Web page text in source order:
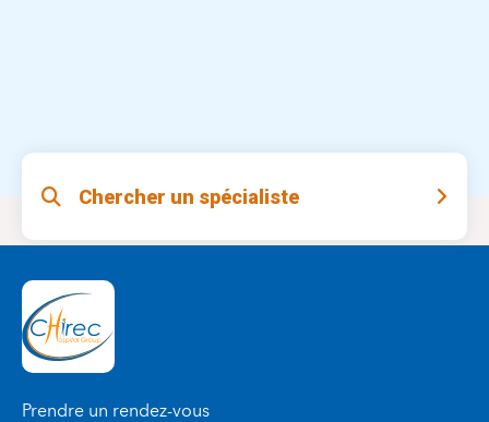
Chercher un spécialiste
Prendre un rendez-vous